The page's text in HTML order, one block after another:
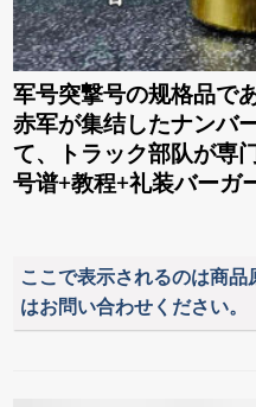
军号突撃号の规格品で
赤军が集结したナンバ
て、トラック部队が専
号谱+教程+礼装バーガ
ここで表示されるのは商
はお問い合わせください。